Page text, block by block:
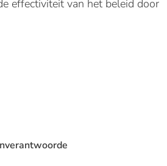
effectiviteit van het beleid door